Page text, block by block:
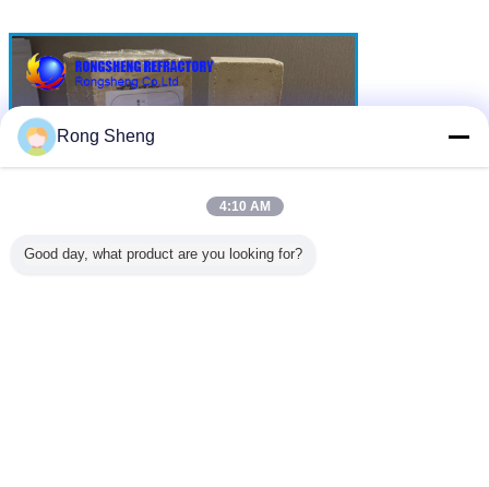
Rong Sheng
4:10 AM
Good day, what product are you looking for?